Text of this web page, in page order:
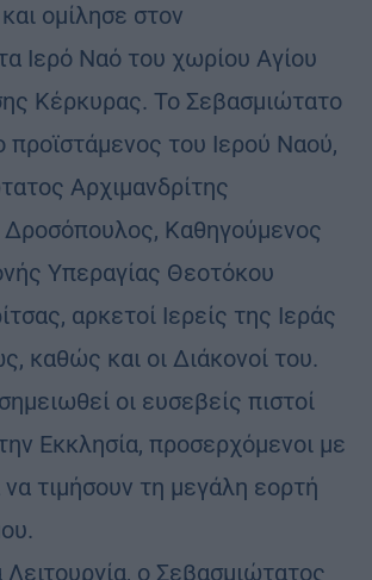
ομίλησε στον
Ιερό Ναό του χωρίου Αγίου
Κέρκυρας. Το Σεβασμιώτατο
προϊστάμενος του Ιερού Ναού,
Αρχιμανδρίτης
Δροσόπουλος, Καθηγούμενος
Υπεραγίας Θεοτόκου
αρκετοί Ιερείς της Ιεράς
καθώς και οι Διάκονοί του.
οι ευσεβείς πιστοί
Εκκλησία, προσερχόμενοι με
να τιμήσουν τη μεγάλη εορτή
ο Σεβασμιώτατος